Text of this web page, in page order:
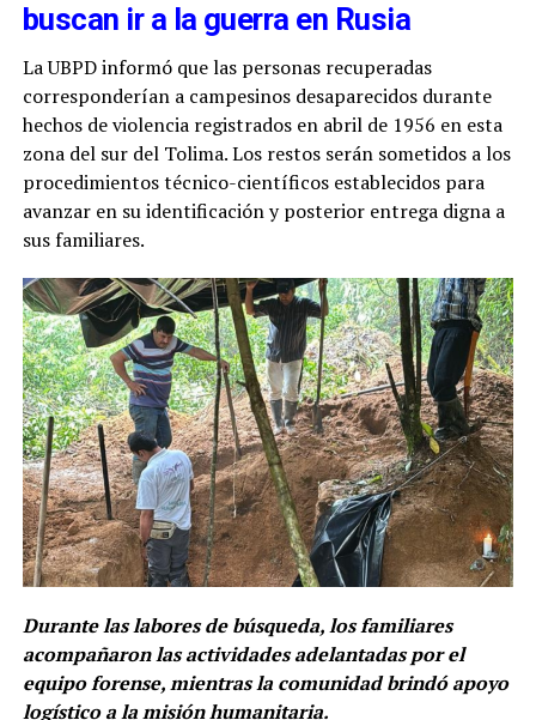
buscan ir a la guerra en Rusia
La UBPD informó que las personas recuperadas
corresponderían a campesinos desaparecidos durante
hechos de violencia registrados en abril de 1956 en esta
zona del sur del Tolima. Los restos serán sometidos a los
procedimientos técnico-científicos establecidos para
avanzar en su identificación y posterior entrega digna a
sus familiares.
Durante las labores de búsqueda, los familiares
acompañaron las actividades adelantadas por el
equipo forense, mientras la comunidad brindó apoyo
logístico a la misión humanitaria.